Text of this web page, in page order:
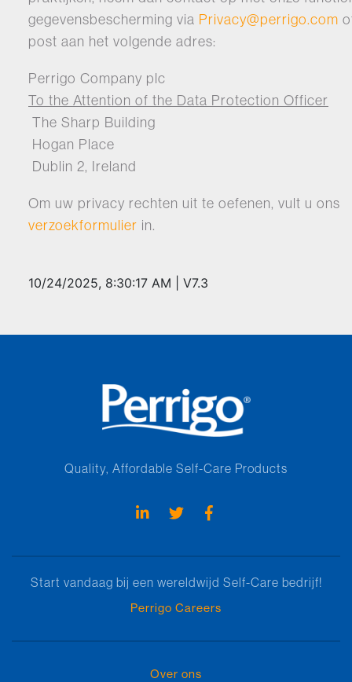
gegevensbescherming via Privacy@perrigo.com
post aan het volgende adres:
Perrigo Company plc
To the Attention of the Data Protection Officer
The Sharp Building
Hogan Place
Dublin 2, Ireland
Om uw privacy rechten uit te oefenen, vult u ons
verzoekformulier in.
10/24/2025, 8:30:17 AM V7.3
Quality, Affordable Self-Care Products
Start vandaag bij een wereldwijd Self-Care bedrijf!
Perrigo Careers
Over ons